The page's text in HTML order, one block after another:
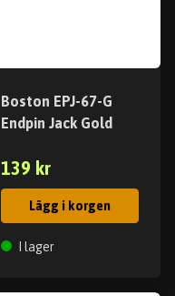
Boston EPJ-67-G
Endpin Jack Gold
139 kr
Lägg i korgen
I lager